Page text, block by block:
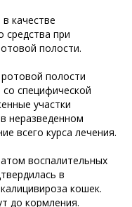
качестве
при
полости.
полости
специфической
участки
неразведенном
всего курса лечения.
воспалительных
в
кошек.
до кормления.